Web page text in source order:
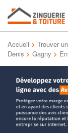
Accueil > Trouver
Denis > Gagny >